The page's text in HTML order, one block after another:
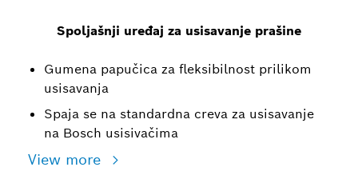
Spoljašnji uređaj za usisavanje prašine
Gumena papučica za fleksibilnost prilikom
usisavanja
Spaja se na standardna creva za usisavanje
na Bosch usisivačima
View more